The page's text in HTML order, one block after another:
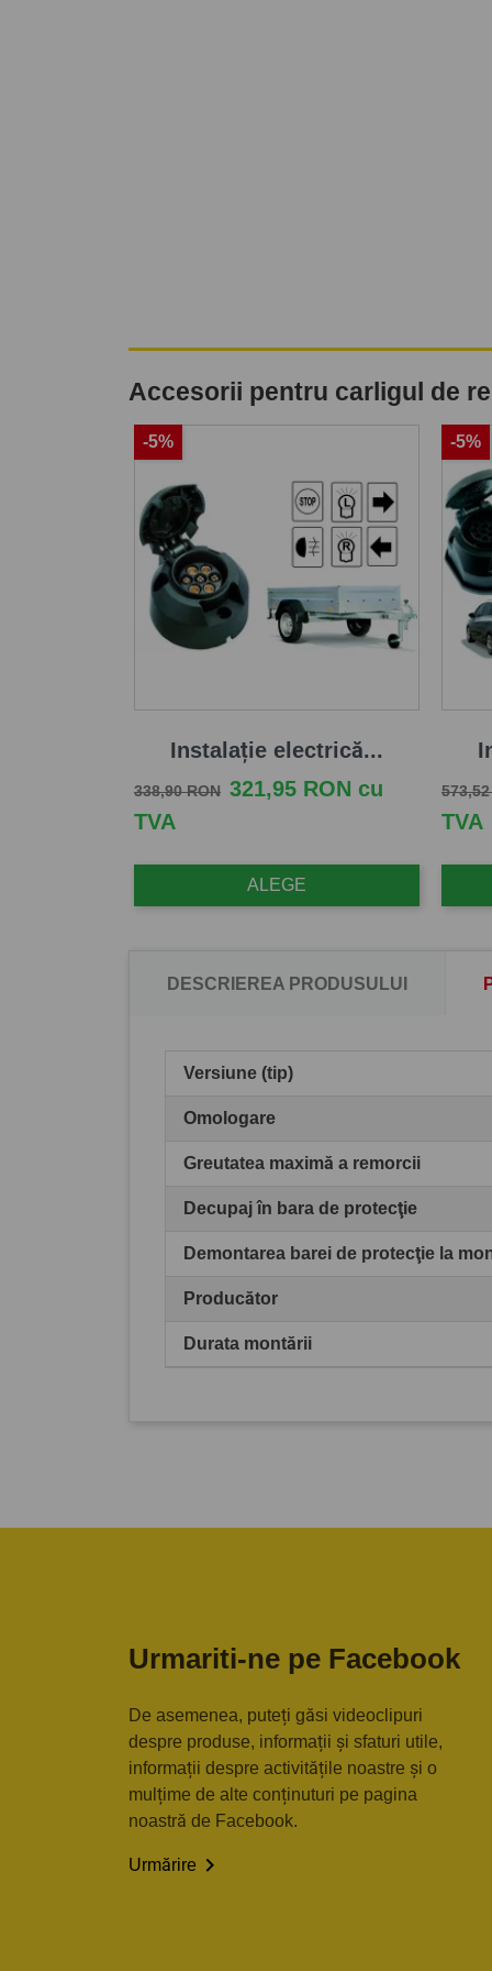
Accesorii pentru carligul de
Instalație electrică...
Pret de baza
338,90 RON Pret
321,95 RON cu
TVA
ALEGE
-5%
Pret
TVA
-5%
DESCRIEREA PRODUSULUI
Versiune (tip)
Omologare
Greutatea maximă a remorcii
Decupaj în bara de protecţie
Demontarea barei de protecţie la
Producător
Durata montării
Urmariti-ne pe Facebook
De asemenea, puteți găsi videoclipuri
despre produse, informații și sfaturi utile,
informații despre activitățile noastre și o
mulțime de alte conținuturi pe pagina
noastră de Facebook.
Urmărire 